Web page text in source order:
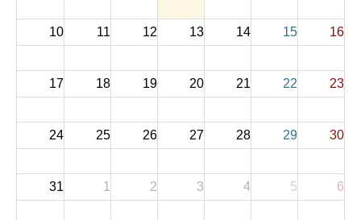
10 11 12 13 14 15 16
17 18 19 20 21 22 23
24 25 26 27 28 29 30
31 1 2 3 4 5 6